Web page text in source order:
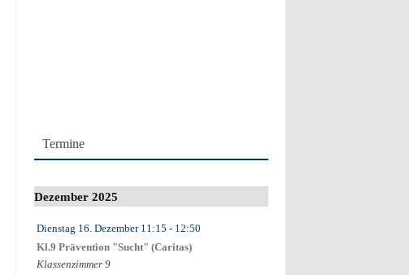
Termine
Dezember 2025
Dienstag 16. Dezember11:15 - 12:50
Kl.9 Prävention "Sucht" (Caritas)
Klassenzimmer 9